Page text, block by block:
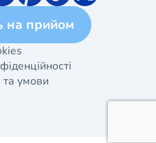
на прийом
умови